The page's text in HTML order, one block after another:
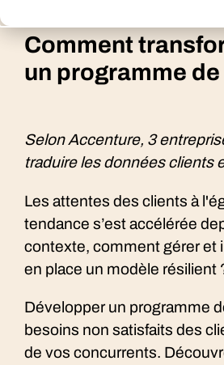
Comment
un programme de
Selon Accenture, 3
traduire les données clients
Les attentes des clients à
tendance s’est accélérée
contexte, comment gérer et
en place un modèle résilient
Développer un programme
besoins non satisfaits des
de vos concurrents.